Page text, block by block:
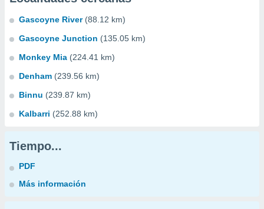
Gascoyne River (88.12 km)
Gascoyne Junction (135.05 km)
Monkey Mia (224.41 km)
Denham (239.56 km)
Binnu (239.87 km)
Kalbarri (252.88 km)
Tiempo...
PDF
Más información